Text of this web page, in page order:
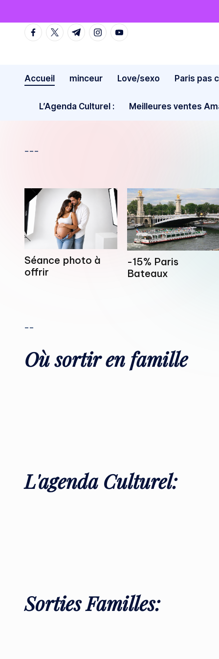
Skip
facebook.com
twitter.com
t.me instagram.com
youtube.com
Accueil minceur Love/sexo Paris pas
L’Agenda Culturel : Meilleures ventes
---
Séance photo à
offrir
-15% Paris
Bateaux
--
Où sortir en famille
L'agenda Culturel:
Sorties Familles: